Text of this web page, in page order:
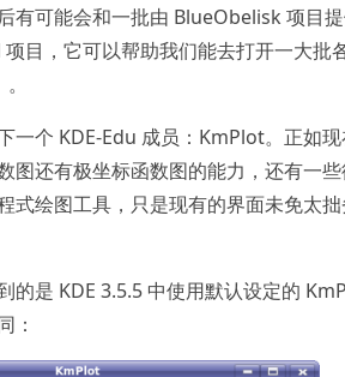
有可能会和一批由 BlueObelisk 项目
目，它可以帮助我们能去打开一大批
一个 KDE-Edu 成员：KmPlot。正如
图还有极坐标函数图的能力，还有一
式绘图工具，只是现有的界面未免太
的是 KDE 3.5.5 中使用默认设定的
：